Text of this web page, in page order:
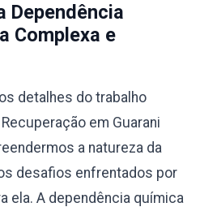
Dependência
Complexa e
detalhes do trabalho
em Guarani
a natureza da
desafios enfrentados por
ela. A dependência química